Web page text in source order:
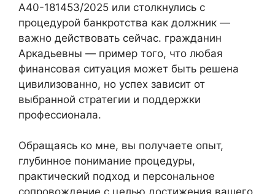
А40-181453/2025 или столкнулись с
процедурой банкротства как должник —
важно действовать сейчас. гражданин
Аркадьевны — пример того, что любая
финансовая ситуация может быть решена
цивилизованно, но успех зависит от
выбранной стратегии и поддержки
профессионала.
Обращаясь ко мне, вы получаете опыт,
глубинное понимание процедуры,
практический подход и персональное